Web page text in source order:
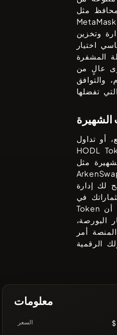
وتخزين
اختيار
المشفرة
عالٍ من
والتوافق
الشهيرة
HODL
مثل
لك إدارة
Token
البورصة،
أمر
معلومات
السعر